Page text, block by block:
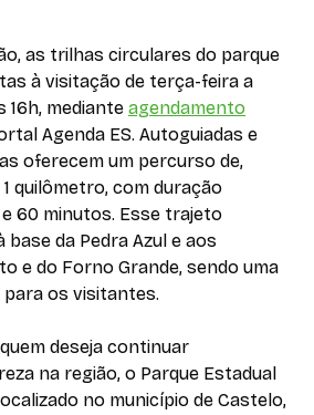
as trilhas circulares do parque
à visitação de terça-feira a
16h, mediante agendamento
Agenda ES. Autoguiadas e
oferecem um percurso de,
quilômetro, com duração
60 minutos. Esse trajeto
da Pedra Azul e aos
e do Forno Grande, sendo uma
os visitantes.
deseja continuar
na região, o Parque Estadual
no município de Castelo,